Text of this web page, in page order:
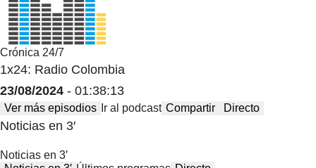
Crónica 24/7
1x24: Radio Colombia
23/08/2024 - 01:38:13
Ver más episodios Ir al podcast Compartir Directo
Noticias en 3′
Noticias en 3′